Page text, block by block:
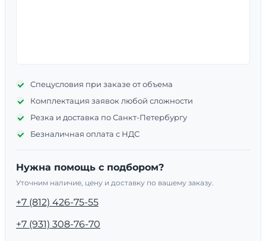
Спецусловия при заказе от объема
Комплектация заявок любой сложности
Резка и доставка по Санкт-Петербургу
Безналичная оплата с НДС
Нужна помощь с подбором?
Уточним наличие, цену и доставку по вашему заказу.
+7 (812) 426-75-55
+7 (931) 308-76-70